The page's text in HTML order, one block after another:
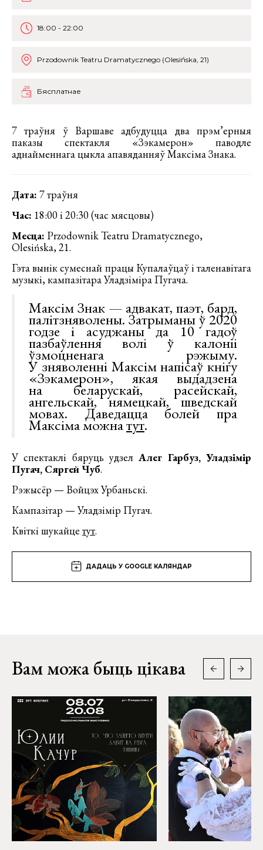
18:00 - 22:00
Przodownik Teatru Dramatycznego (Olesińska, 21)
Бясплатнае
7 траўня ў Варшаве адбудуцца два прэм’ерныя
паказы спектакля «Зэкамерон» паводле
аднайменнага цыкла апавяданняў Максіма Знака.
Дата: 7 траўня
Час: 18:00 і 20:30 (час мясцовы)
Месца: Przodownik Teatru Dramatycznego,
Olesińska, 21.
Гэта вынік сумеснай працы Купалаўцаў і таленавітага
музыкі, кампазітара Уладзіміра Пугача.
Максім Знак — адвакат, паэт, бард,
палітзняволены. Затрыманы ў 2020
годзе і асуджаны да 10 гадоў
пазбаўлення волі ў калоніі
ўзмоцненага рэжыму.
У зняволенні Максім напісаў кнігу
«Зэкамерон», якая выдадзена
на беларускай, расейскай,
ангельскай, нямецкай, шведскай
мовах. Даведацца болей пра
Максіма можнатут.
У спектаклі бяруць удзелАлег Гарбуз, Уладзімір
Пугач, Сяргей Чуб.
Рэжысёр — Войцэх Урбаньскі.
Кампазітар — Уладзімір Пугач.
Квіткі шукайце тут.
ДАДАЦЬ У GOOGLE КАЛЯНДАР
Вам можа быць цікава